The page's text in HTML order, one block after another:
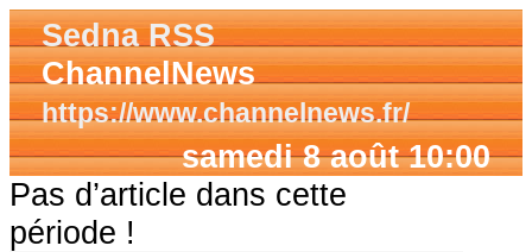
Sedna RSS
ChannelNews
https://www.channelnews.fr/
samedi 8 août 10:00
Pas d’article dans cette
période !